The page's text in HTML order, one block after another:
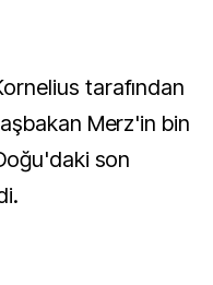
tarafından
Merz'in bin
son